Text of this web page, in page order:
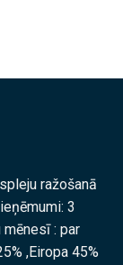
ražošanā
3
: par
,Eiropa 45%